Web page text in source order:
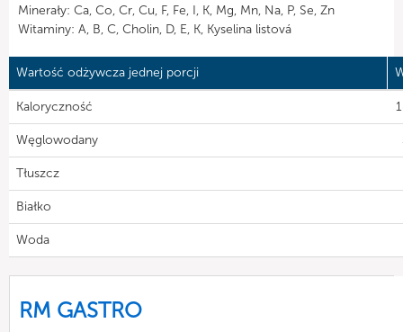
Minerały: Ca, Co, Cr, Cu, F, Fe, I, K, Mg, Mn, Na, P, Se, Zn
Witaminy: A, B, C, Cholin, D, E, K, Kyselina listová
Wartość odżywcza jednej porcji
Kaloryczność
Węglowodany
Tłuszcz
Białko
Woda
RM GASTRO